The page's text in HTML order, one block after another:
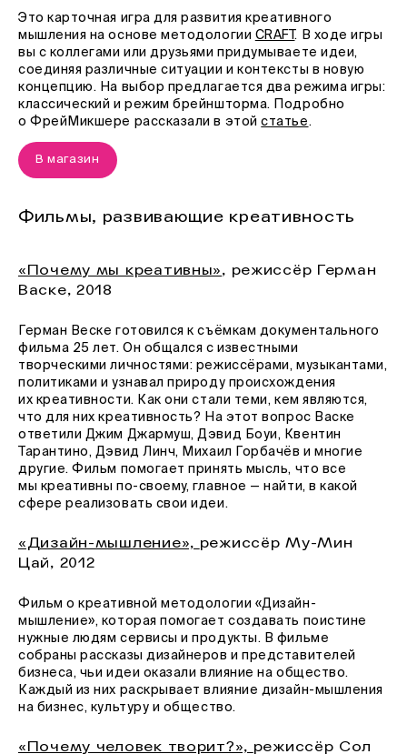
Это карточная игра для развития креативного
мышления на основе методологии CRAFT. В ходе игры
вы с коллегами или друзьями придумываете идеи,
соединяя различные ситуации и контексты в новую
концепцию. На выбор предлагается два режима игры:
классический и режим брейншторма. Подробно
о ФрейМикшере рассказали в этойстатье .
В магазин
Фильмы, развивающие креативность
«Почему мы креативны», режиссёр Герман
Васке, 2018
Герман Веске готовился к съёмкам документального
фильма 25 лет. Он общался с известными
творческими личностями: режиссёрами, музыкантами,
политиками и узнавал природу происхождения
их креативности. Как они стали теми, кем являются,
что для них креативность? На этот вопрос Васке
ответили Джим Джармуш, Дэвид Боуи, Квентин
Тарантино, Дэвид Линч, Михаил Горбачёв и многие
другие. Фильм помогает принять мысль, что все
мы креативны по-своему, главное — найти, в какой
сфере реализовать свои идеи.
«Дизайн-мышление», режиссёр Му-Мин
Цай, 2012
Фильм о креативной методологии «Дизайн-
мышление», которая помогает создавать поистине
нужные людям сервисы и продукты. В фильме
собраны рассказы дизайнеров и представителей
бизнеса, чьи идеи оказали влияние на общество.
Каждый из них раскрывает влияние дизайн-мышления
на бизнес, культуру и общество.
«Почему человек творит?», режиссёр Сол